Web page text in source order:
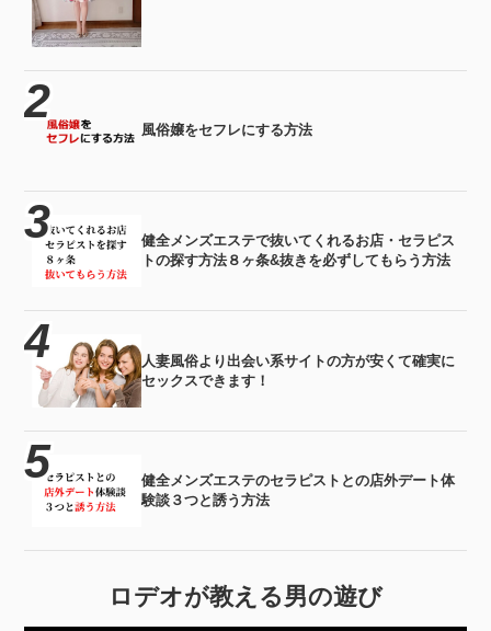
風俗嬢をセフレにする方法
健全メンズエステで抜いてくれるお店・セラピス
トの探す方法８ヶ条&抜きを必ずしてもらう方法
人妻風俗より出会い系サイトの方が安くて確実に
セックスできます！
健全メンズエステのセラピストとの店外デート体
験談３つと誘う方法
ロデオが教える男の遊び